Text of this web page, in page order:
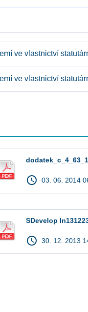
ve vlastnictví
ve vlastnictví
access_time 03. 06. 2014
SDevelop
access_time 30. 12. 2013